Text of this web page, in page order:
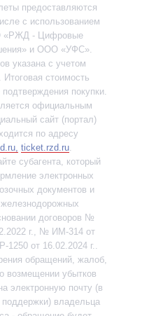
предоставляются
с использованием
«РЖД - Цифровые
и ООО «УФС».
указана с учетом
Итоговая стоимость
покупки.
официальным
сайт (портал)
по адресу
ticket.rzd.ru.
субагента, который
электронных
документов и
договоров №
г., № ИМ-314 от
от 16.02.2024 г..
обращений, жалоб,
возмещении убытков
электронную почту (в
владельца